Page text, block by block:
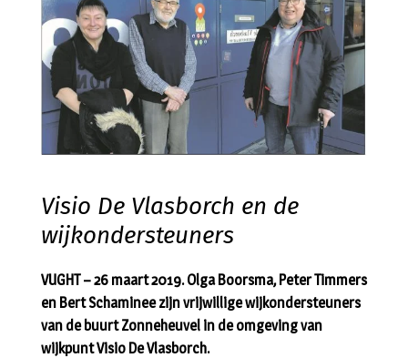
Visio De Vlasborch en de
wijkondersteuners
VUGHT – 26 maart 2019. Olga Boorsma, Peter Timmers
en Bert Schaminee zijn vrijwillige wijkondersteuners
van de buurt Zonneheuvel in de omgeving van
wijkpunt Visio De Vlasborch.